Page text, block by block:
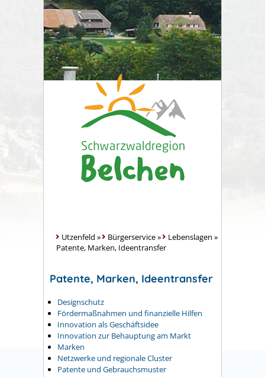
Utzenfeld » Bürgerservice» Lebenslagen »
Patente, Marken, Ideentransfer
Patente, Marken, Ideentransfer
Designschutz
Fördermaßnahmen und finanzielle Hilfen
Innovation als Geschäftsidee
Innovation zur Behauptung am Markt
Marken
Netzwerke und regionale Cluster
Patente und Gebrauchsmuster